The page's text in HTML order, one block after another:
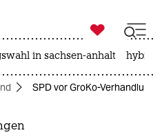

taz zahl ich
in sachsen-anhalt
SPD vor GroKo-